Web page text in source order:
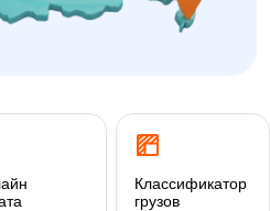
Классификатор
грузов